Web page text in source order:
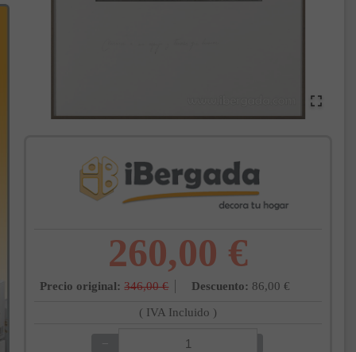
260,00 €
Precio original: 346,00 € Descuento: 86,00 €
( IVA Incluido )
−